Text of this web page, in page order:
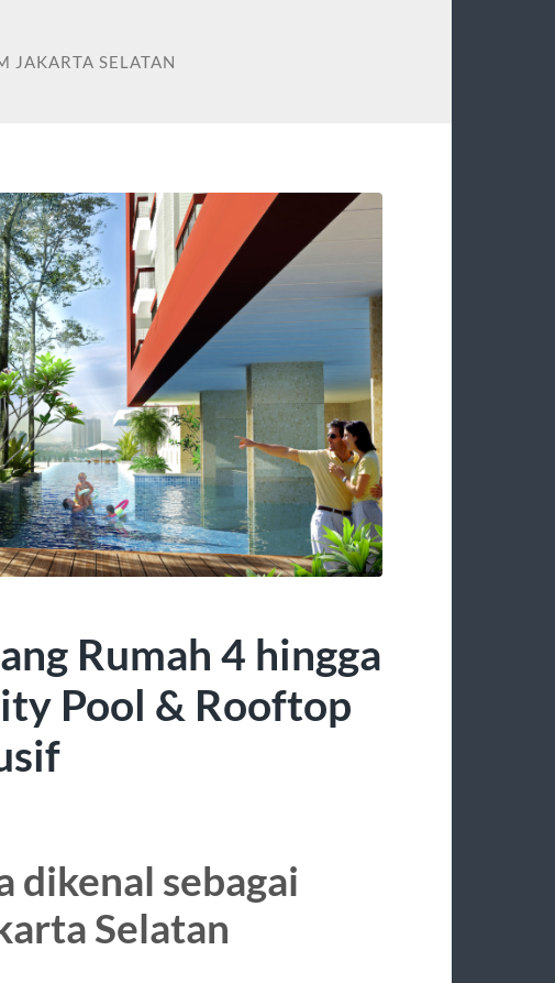
JAKARTA SELATAN
Rumah 4 hingga
Pool & Rooftop
dikenal sebagai
Selatan